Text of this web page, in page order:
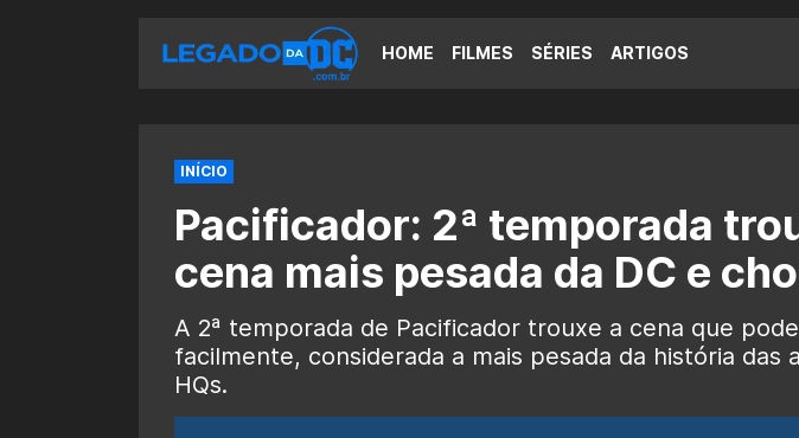
HOME FILMES SÉRIES ARTIGOS
INÍCIO
Pacificador: 2ª temporada
cena mais pesada da DC e
A 2ª temporada de Pacificador trouxe a cena que
facilmente, considerada a mais pesada da história das
HQs.